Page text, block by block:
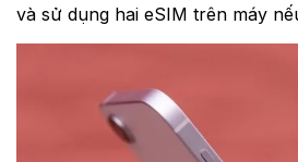
và sử dụng hai eSIM trên máy